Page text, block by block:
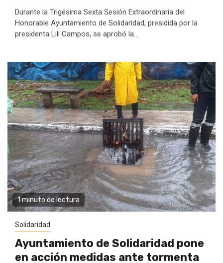
Durante la Trigésima Sexta Sesión Extraordinaria del
Honorable Ayuntamiento de Solidaridad, presidida por la
presidenta Lili Campos, se aprobó la...
1 minuto de lectura
Solidaridad
Ayuntamiento de Solidaridad pone
en acción medidas ante tormenta